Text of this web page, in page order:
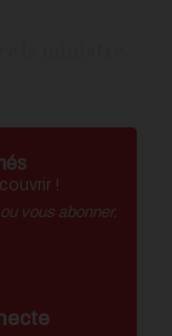
!
vous abonner.